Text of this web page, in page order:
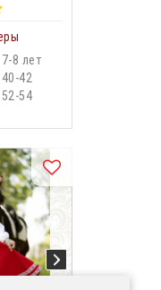
7-8 лет
40-42
52-54